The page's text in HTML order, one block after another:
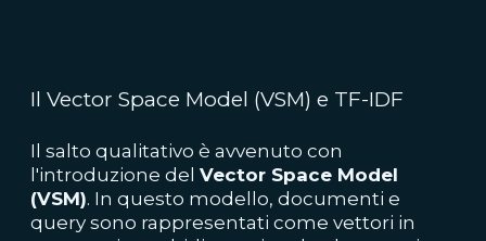
Il Vector Space Model (VSM) e TF-IDF
Il salto qualitativo è avvenuto con
l'introduzione del Vector Space Model
(VSM). In questo modello, documenti e
query sono rappresentati come vettori in